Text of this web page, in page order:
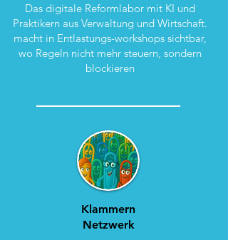
Das digitale Reformlabor mit KI und
Praktikern aus Verwaltung und Wirtschaft.
macht in Entlastungs-workshops sichtbar,
wo Regeln nicht mehr steuern, sondern
blockieren
Klammern
Netzwerk